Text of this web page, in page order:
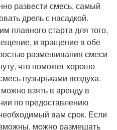
развести смесь, самый
дрель с насадкой.
плавного старта для того,
и вращение в обе
размешивания смеси
что поможет хорошо
пузырьками воздуха.
взять в аренду в
по предоставлению
вам срок. Если
можно размешать